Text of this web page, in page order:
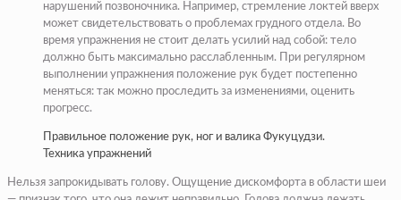
нарушений позвоночника. Например, стремление локтей вверх
может свидетельствовать о проблемах грудного отдела. Во
время упражнения не стоит делать усилий над собой: тело
должно быть максимально расслабленным. При регулярном
выполнении упражнения положение рук будет постепенно
меняться: так можно проследить за изменениями, оценить
прогресс.
Правильное положение рук, ног и валика Фукуцудзи.
Техника упражнений
Нельзя запрокидывать голову. Ощущение дискомфорта в области шеи